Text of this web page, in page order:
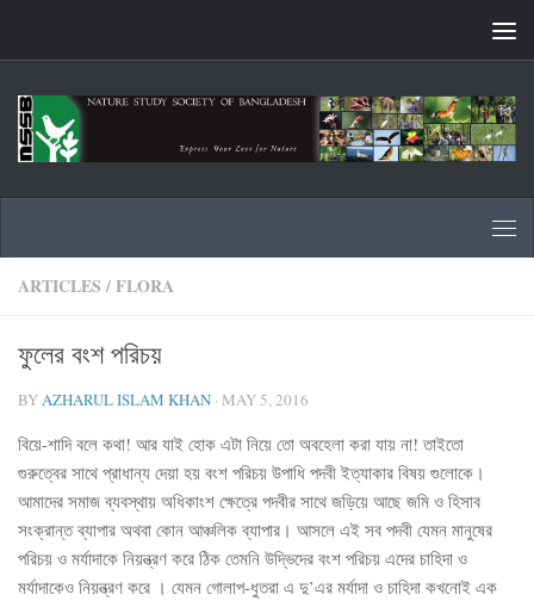
ARTICLES /FLORA
ফুলের বংশ পরিচয়
BYAZHARUL ISLAM KHAN · MAY 5, 2016
বিয়ে-শাদি বলে কথা! আর যাই হোক এটা নিয়ে তো অবহেলা করা যায় না! তাইতো
গুরুত্বের সাথে প্রাধান্য দেয়া হয় বংশ পরিচয় উপাধি পদবী ইত্যাকার বিষয় গুলোকে।
আমাদের সমাজ ব্যবস্থায় অধিকাংশ ক্ষেত্রে পদবীর সাথে জড়িয়ে আছে জমি ও হিসাব
সংক্রান্ত ব্যাপার অথবা কোন আঞ্চলিক ব্যাপার। আসলে এই সব পদবী যেমন মানুষের
পরিচয় ও মর্যাদাকে নিয়ন্ত্রণ করে ঠিক তেমনি উদ্ভিদের বংশ পরিচয় এদের চাহিদা ও
মর্যাদাকেও নিয়ন্ত্রণ করে । যেমন গোলাপ-ধুতরা এ দু’এর মর্যাদা ও চাহিদা কখনোই এক